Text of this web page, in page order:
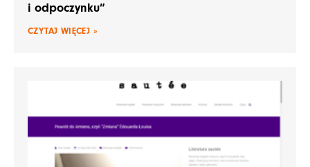
i odpoczynku”
CZYTAJ WIĘCEJ »